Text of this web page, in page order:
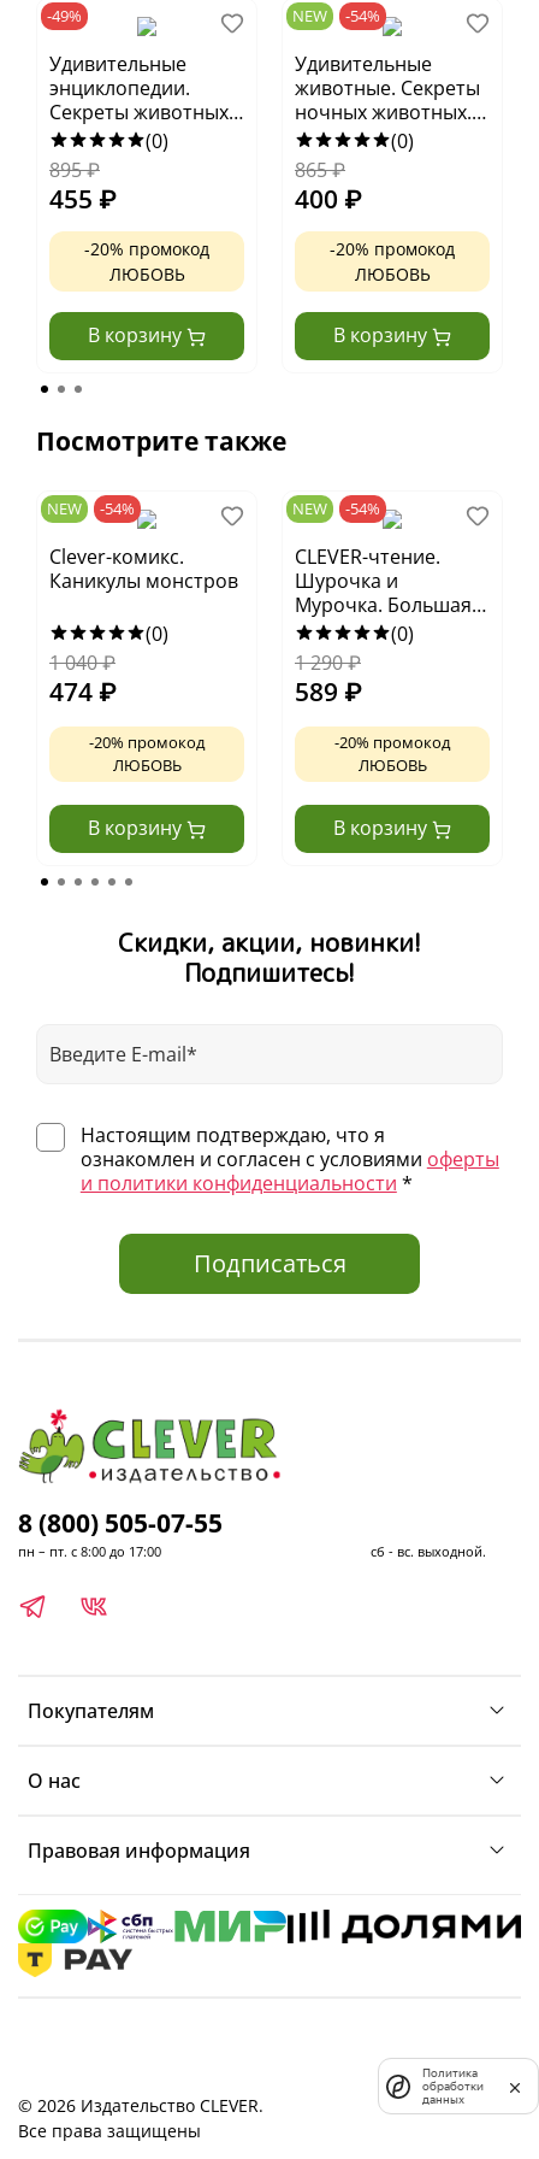
-49%
Удивительные
энциклопедии.
Секреты животных
озера. Визуальная
энциклопедия
(0)
895₽
455 ₽
-20% промокод
ЛЮБОВЬ
В корзину
NEW -54%
Удивительные
животные. Секреты
ночных животных.
Визуальная
энциклопедия
(0)
865₽
400 ₽
-20% промокод
ЛЮБОВЬ
В корзину
Посмотрите также
NEW -54%
Clever-комикс.
Каникулы монстров
(0)
1 040₽
474 ₽
-20% промокод
ЛЮБОВЬ
В корзину
NEW -54%
CLEVER-чтение.
Шурочка и
Мурочка. Большая
экспедиция
любознательных
блошек
(0)
1 290₽
589 ₽
-20% промокод
ЛЮБОВЬ
В корзину
Скидки, акции, новинки!
Подпишитесь!
Настоящим подтверждаю, что я
ознакомлен и согласен с условиями оферты
и политики конфиденциальности *
Подписаться
Покупателям
О нас
Правовая информация
8 (800) 505-07-55
пн – пт. с 8:00 до 17:00 сб - вс. выходной.
© 2026 Издательство CLEVER.
Все права защищены
Политика
обработки
данных